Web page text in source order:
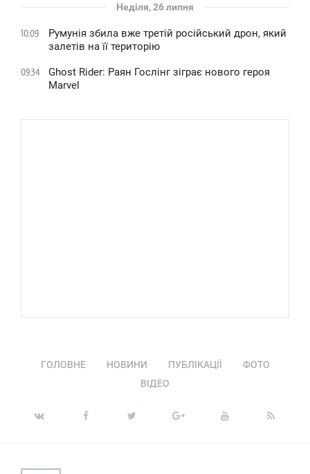
Неділя, 26 липня
10:09
Румунія збила вже третій російський дрон, який
залетів на її територію
09:34
Ghost Rider: Раян Гослінг зіграє нового героя
Marvel
ГОЛОВНЕ НОВИНИ ПУБЛІКАЦІЇ
ФОТО
ВІДЕО